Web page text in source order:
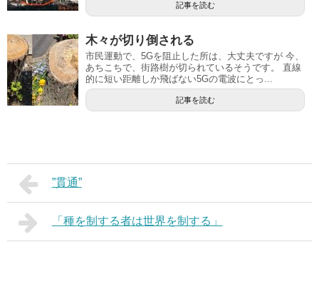
記事を読む
木々が切り倒される
市民運動で、5Gを阻止した所は、大丈夫ですが 今、
あちこちで、街路樹が切られているそうです。 直線
的に短い距離しか飛ばない5Gの電波にとっ...
記事を読む
”貫通”
「種を制する者は世界を制する」